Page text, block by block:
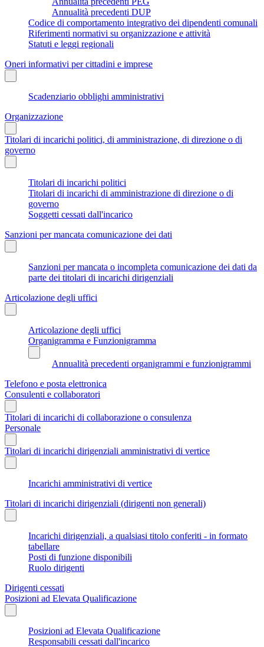
Annualità precedenti DUP
Codice di comportamento integrativo dei dipendenti comunali
Riferimenti normativi su organizzazione e attività
Statuti e leggi regionali
Oneri informativi per cittadini e imprese
Scadenziario obblighi amministrativi
Organizzazione
Titolari di incarichi politici, di amministrazione, di direzione o di
governo
Titolari di incarichi politici
Titolari di incarichi di amministrazione di direzione o di
governo
Soggetti cessati dall'incarico
Sanzioni per mancata comunicazione dei dati
Sanzioni per mancata o incompleta comunicazione dei dati da
parte dei titolari di incarichi dirigenziali
Articolazione degli uffici
Articolazione degli uffici
Organigramma e Funzionigramma
Annualità precedenti organigrammi e funzionigrammi
Telefono e posta elettronica
Consulenti e collaboratori
Titolari di incarichi di collaborazione o consulenza
Personale
Titolari di incarichi dirigenziali amministrativi di vertice
Incarichi amministrativi di vertice
Titolari di incarichi dirigenziali (dirigenti non generali)
Incarichi dirigenziali, a qualsiasi titolo conferiti - in formato
tabellare
Posti di funzione disponibili
Ruolo dirigenti
Dirigenti cessati
Posizioni ad Elevata Qualificazione
Posizioni ad Elevata Qualificazione
Responsabili cessati dall'incarico